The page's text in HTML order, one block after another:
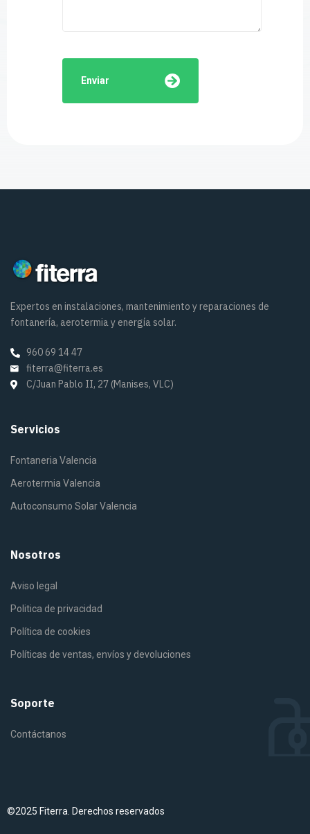
Enviar
Expertos en instalaciones, mantenimiento y reparaciones de
fontanería, aerotermia y energía solar.
960 69 14 47
fiterra@fiterra.es
C/Juan Pablo II, 27 (Manises, VLC)
Servicios
Fontaneria Valencia
Aerotermia Valencia
Autoconsumo Solar Valencia
Nosotros
Aviso legal
Politica de privacidad
Política de cookies
Políticas de ventas, envíos y devoluciones
Soporte
Contáctanos
©2025 Fiterra. Derechos reservados